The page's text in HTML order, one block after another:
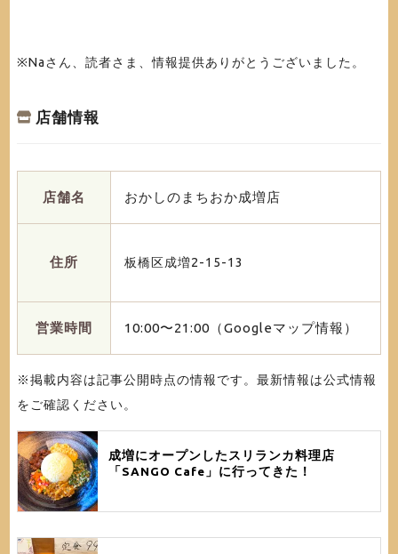
※Naさん、読者さま、情報提供ありがとうございました。
店舗情報
店舗名 おかしのまちおか成増店
住所 板橋区成増2-15-13
営業時間 10:00〜21:00（Googleマップ情報）
※掲載内容は記事公開時点の情報です。最新情報は公式情報
をご確認ください。
成増にオープンしたスリランカ料理店
「SANGO Cafe」に行ってきた！